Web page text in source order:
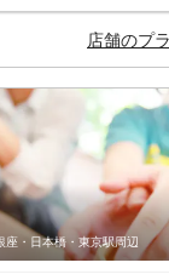
店舗のプ
座・日本橋・東京駅周辺